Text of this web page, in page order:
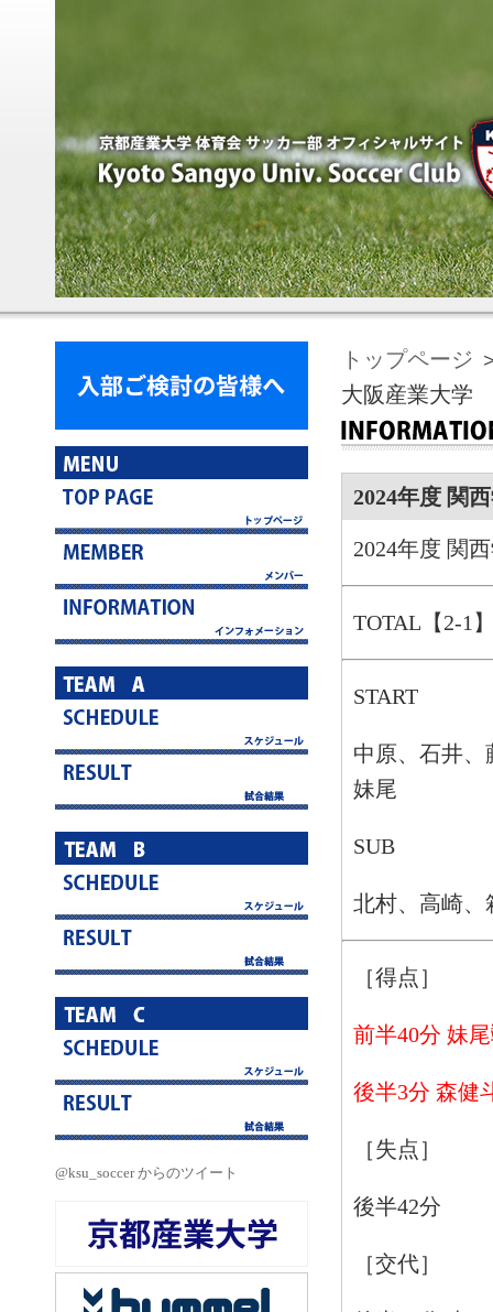
@ksu_soccer からのツイート
トップページ
大阪産業大学
2024年度 関
2024年度 関
TOTAL【2-1
START
中原、石井
妹尾
SUB
北村、高崎、
［得点］
前半40分 妹
後半3分 森健
［失点］
後半42分
［交代］